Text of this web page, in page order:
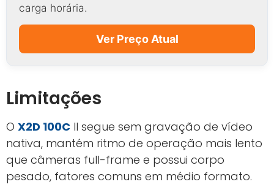
carga horária.
Ver Preço Atual
Limitações
O X2D 100C II segue sem gravação de vídeo
nativa, mantém ritmo de operação mais lento
que câmeras full-frame e possui corpo
pesado, fatores comuns em médio formato.